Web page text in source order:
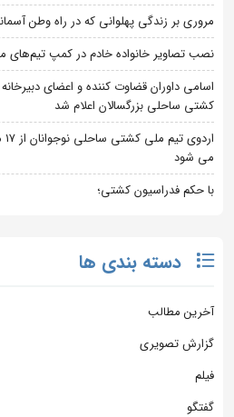
مروری بر زندگی پهلوانی که در راه وطن
نصب تصاویر خانواده خادم در کمپ تیم‌های
اسامی داوران قضاوت کننده و اعضای
کشتی ساحلی بزرگسالان اعلام شد
می شود
با حکم فدراسیون کشتی؛
دسته بندی ها
آخرین مطالب
گزارش تصویری
فیلم
گفتگو